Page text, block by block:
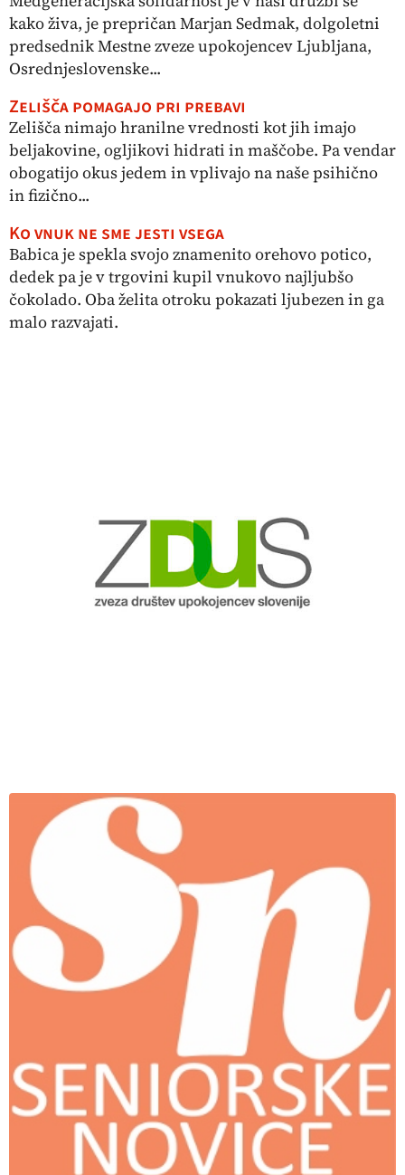
kako živa, je prepričan Marjan Sedmak, dolgoletni
predsednik Mestne zveze upokojencev Ljubljana,
Osrednjeslovenske...
Zelišča pomagajo pri prebavi
Zelišča nimajo hranilne vrednosti kot jih imajo
beljakovine, ogljikovi hidrati in maščobe. Pa vendar
obogatijo okus jedem in vplivajo na naše psihično
in fizično...
Ko vnuk ne sme jesti vsega
Babica je spekla svojo znamenito orehovo potico,
dedek pa je v trgovini kupil vnukovo najljubšo
čokolado. Oba želita otroku pokazati ljubezen in ga
malo razvajati.